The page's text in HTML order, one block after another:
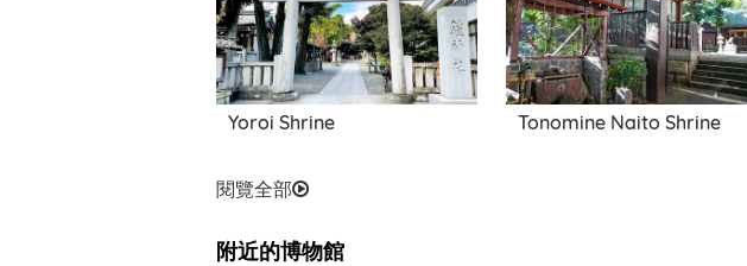
Shinjuku Bunka Center
Yoroi Shrine Tonomine Naito Shrine
閱覽全部
附近的博物館